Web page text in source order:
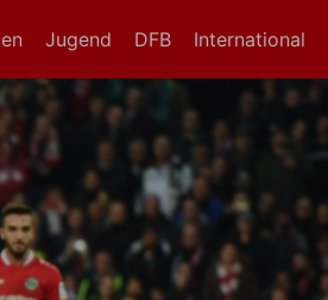
Jugend DFB International